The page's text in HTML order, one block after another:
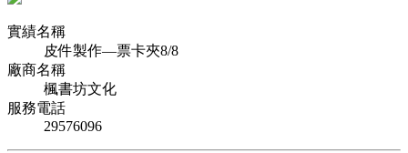
實績名稱
皮件製作—票卡夾8/8
廠商名稱
楓書坊文化
服務電話
29576096